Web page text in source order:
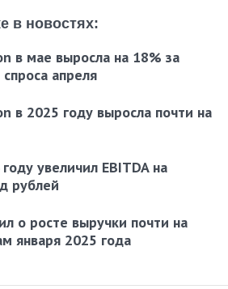
в новостях:
в мае выросла на 18% за
апреля
в 2025 году выросла почти на
увеличил EBITDA на
рублей
о росте выручки почти на
января 2025 года